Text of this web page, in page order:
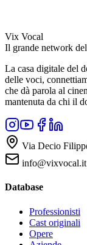
Vix Vocal
Il grande network
La casa digitale del
delle voci,
che dà parola al
mantenuta da chi il
Via Decio
info@vixvocal.it
Database
Professionisti
Cast originali
Opere